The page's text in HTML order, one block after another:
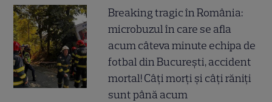
Breaking tragic în România:
microbuzul în care se afla
acum câteva minute echipa de
fotbal din București, accident
mortal! Câți morți și câți răniți
sunt până acum